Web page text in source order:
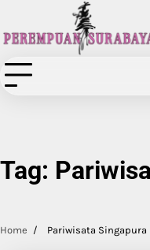
content
Tag:
Home Pariwisata Singapura